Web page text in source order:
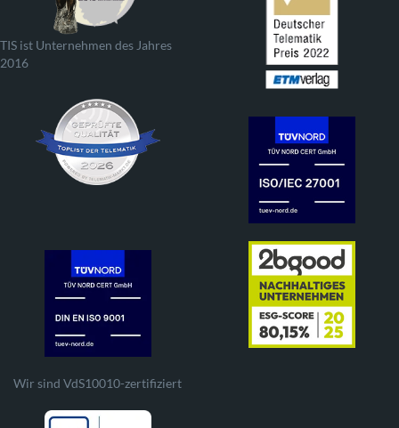
TIS ist Unternehmen des Jahres
2016
Wir sind VdS10010-zertifiziert